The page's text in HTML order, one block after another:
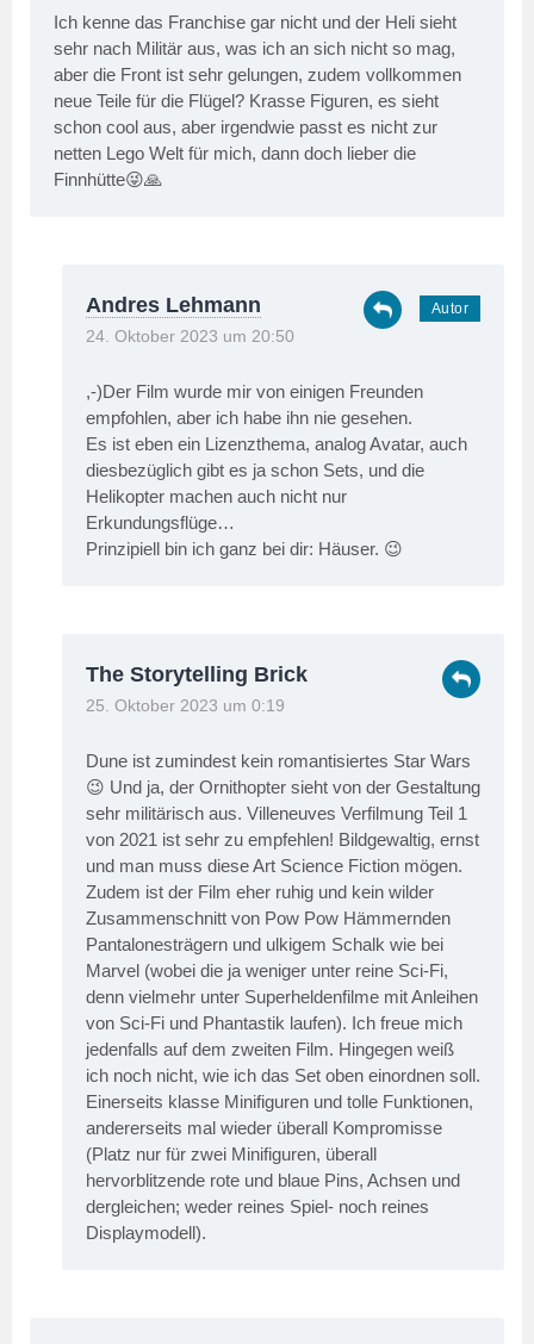
Ich kenne das Franchise gar nicht und der Heli sieht
sehr nach Militär aus, was ich an sich nicht so mag,
aber die Front ist sehr gelungen, zudem vollkommen
neue Teile für die Flügel? Krasse Figuren, es sieht
schon cool aus, aber irgendwie passt es nicht zur
netten Lego Welt für mich, dann doch lieber die
Finnhütte😜🙏
Andres Lehmann
24. Oktober 2023 um 20:50
,-)Der Film wurde mir von einigen Freunden
empfohlen, aber ich habe ihn nie gesehen.
Es ist eben ein Lizenzthema, analog Avatar, auch
diesbezüglich gibt es ja schon Sets, und die
Helikopter machen auch nicht nur
Erkundungsflüge…
Prinzipiell bin ich ganz bei dir: Häuser. 😉
The Storytelling Brick
25. Oktober 2023 um 0:19
Dune ist zumindest kein romantisiertes Star Wars
😉 Und ja, der Ornithopter sieht von der Gestaltung
sehr militärisch aus. Villeneuves Verfilmung Teil 1
von 2021 ist sehr zu empfehlen! Bildgewaltig, ernst
und man muss diese Art Science Fiction mögen.
Zudem ist der Film eher ruhig und kein wilder
Zusammenschnitt von Pow Pow Hämmernden
Pantalonesträgern und ulkigem Schalk wie bei
Marvel (wobei die ja weniger unter reine Sci-Fi,
denn vielmehr unter Superheldenfilme mit Anleihen
von Sci-Fi und Phantastik laufen). Ich freue mich
jedenfalls auf dem zweiten Film. Hingegen weiß
ich noch nicht, wie ich das Set oben einordnen soll.
Einerseits klasse Minifiguren und tolle Funktionen,
andererseits mal wieder überall Kompromisse
(Platz nur für zwei Minifiguren, überall
hervorblitzende rote und blaue Pins, Achsen und
dergleichen; weder reines Spiel- noch reines
Displaymodell).